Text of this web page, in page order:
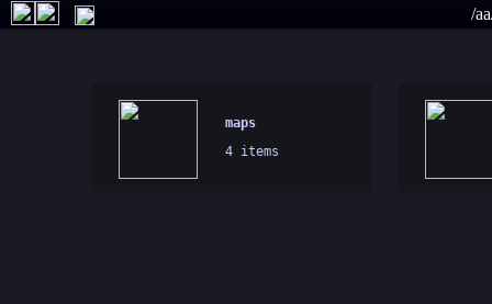
/
maps
4 items